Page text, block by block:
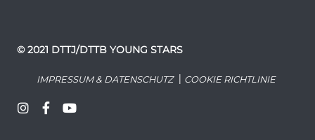
© 2021 DTTJ/DTTB YOUNG STARS
IMPRESSUM & DATENSCHUTZ| COOKIE RICHTLINIE